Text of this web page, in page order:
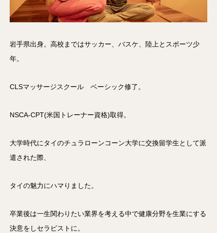
岩手県出身。高校まではサッカー、バスケ、陸上とスポーツ少
年。
CLSマッサージスクール ベーシック修了。
NSCA-CPT(米国トレーナー資格)取得。
大学時代にタイのチュラローンコーン大学に交換留学生として派
遣された際、
タイの魅力にハマりました。
卒業後は一生関わりたい業界を考える中で健康分野を生業にする
決意をしセラピストに。